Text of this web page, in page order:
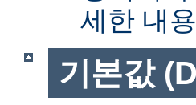
세한 내
기본값